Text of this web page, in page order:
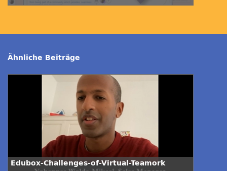
Ähnliche Beiträge
Edubox-Challenges-of-Virtual-Teamork